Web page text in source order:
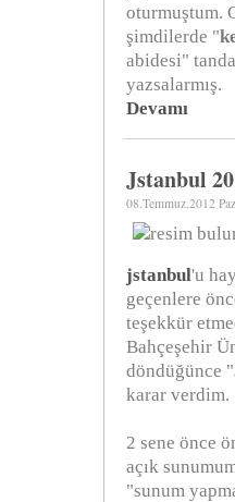
oturmuştum.
şimdilerde "
abidesi"
yazsalarmış.
Devamı
Jstanbul
08.Temmuz.2012
jstanbul'u
geçenlere
teşekkür
Bahçeşehir
döndüğünce "
karar verdim.
2 sene önce
açık
"sunum